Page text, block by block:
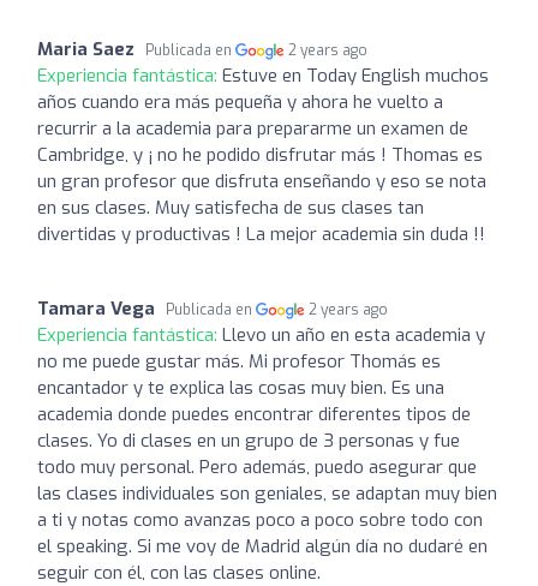
Maria Saez Publicada en 2 years ago
Experiencia fantástica: Estuve en Today English muchos
años cuando era más pequeña y ahora he vuelto a
recurrir a la academia para prepararme un examen de
Cambridge, y ¡ no he podido disfrutar más ! Thomas es
un gran profesor que disfruta enseñando y eso se nota
en sus clases. Muy satisfecha de sus clases tan
divertidas y productivas ! La mejor academia sin duda !!
Tamara Vega Publicada en 2 years ago
Experiencia fantástica: Llevo un año en esta academia y
no me puede gustar más. Mi profesor Thomás es
encantador y te explica las cosas muy bien. Es una
academia donde puedes encontrar diferentes tipos de
clases. Yo di clases en un grupo de 3 personas y fue
todo muy personal. Pero además, puedo asegurar que
las clases individuales son geniales, se adaptan muy bien
a ti y notas como avanzas poco a poco sobre todo con
el speaking. Si me voy de Madrid algún día no dudaré en
seguir con él, con las clases online.